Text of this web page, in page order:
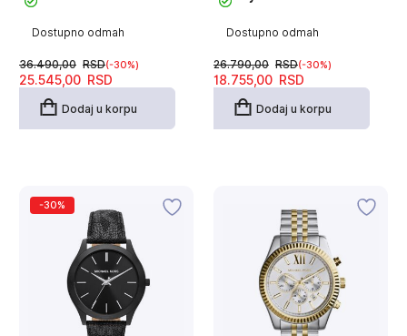
Dostupno odmah
36.490,00 RSD
Originalna
cena
25.545,00 RSD
Trenutna
cena
(-30%)
Dodaj u korpu
Dostupno odmah
26.790,00 RSD
Originalna
cena
18.755,00 RSD
Trenutna
cena
(-30%)
Dodaj u korpu
-30%